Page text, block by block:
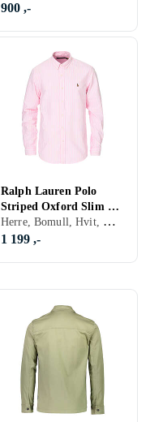
900 ,-
Ralph Lauren Polo
Striped Oxford Slim Fit
Shirt (Herre)
Herre, Bomull, Hvit, Grå, Brun, Blå, Rød, Gul, Grønn, Beige, Rosa, Khaki, Stripete, Logo
1 199 ,-